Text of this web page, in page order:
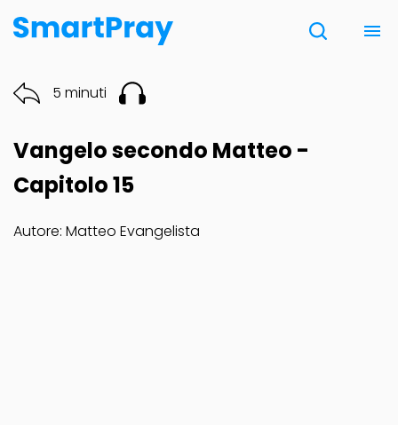
Chi siamo
Contatti
Donazione
Note Legali
5 minuti
Vangelo secondo Matteo -
Capitolo 15
Autore: Matteo Evangelista